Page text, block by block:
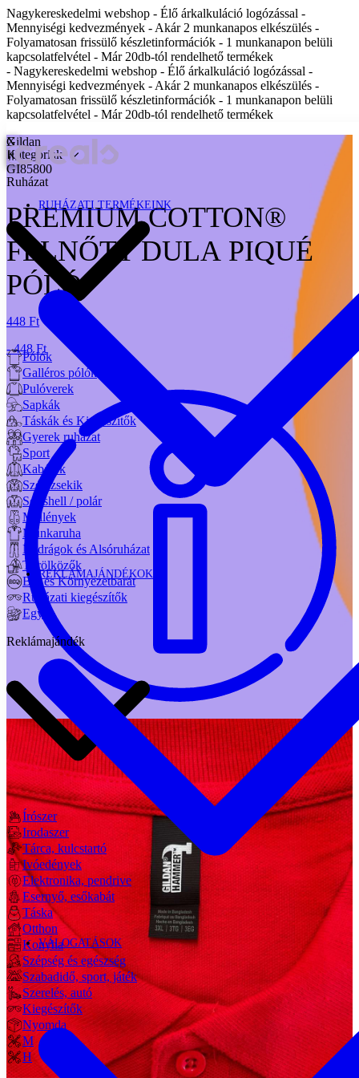
Nagykereskedelmi webshop - Élő árkalkuláció logózással -
Mennyiségi kedvezmények - Akár 2 munkanapos elkészülés -
Folyamatosan frissülő készletinformációk - 1 munkanapon belüli
kapcsolatfelvétel - Már 20db-tól rendelhető termékek
- Nagykereskedelmi webshop - Élő árkalkuláció logózással -
Mennyiségi kedvezmények - Akár 2 munkanapos elkészülés -
Folyamatosan frissülő készletinformációk - 1 munkanapon belüli
kapcsolatfelvétel - Már 20db-tól rendelhető termékek
RUHÁZATI TERMÉKEINK
REKLÁMAJÁNDÉKOK
VÁLOGATÁSOK
X
Kategóriák
Ruházat
Pólók
Galléros pólók
Pulóverek
Sapkák
Táskák és Kiegészítők
Gyerek ruházat
Sport
Kabátok
Széldzsekik
Softshell / polár
Mellények
Munkaruha
Nadrágok és Alsóruházat
Törölközők
Bio és Környezetbarát
Ruházati kiegészítők
Egyéb
Reklámajándék
Írószer
Irodaszer
Tárca, kulcstartó
Ivóedények
Elektronika, pendrive
Esernyő, esőkabát
Táska
Otthon
Konyha
Szépség és egészség
Szabadidő, sport, játék
Szerelés, autó
Kiegészítők
Nyomda
M
H
Gildan
GI85800
PREMIUM COTTON®
FELNŐTT DULA PIQUÉ
PÓLÓ
448 Ft
- 448 Ft